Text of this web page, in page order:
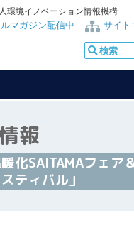
環境イノベーション情報機構
サイト
ルマガジン配信中
報
化SAITAMAフェア
ティバル」